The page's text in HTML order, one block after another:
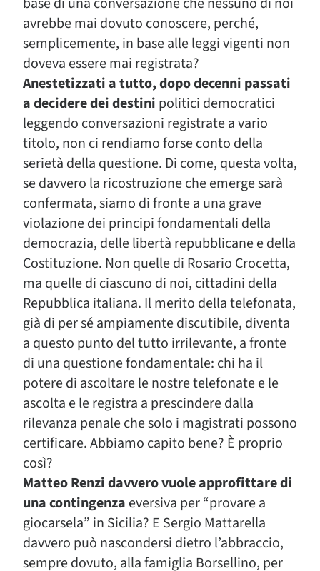
avrebbe mai dovuto conoscere, perché,
semplicemente, in base alle leggi vigenti non
doveva essere mai registrata?
Anestetizzati a tutto, dopo decenni passati
a decidere dei destini politici democratici
leggendo conversazioni registrate a vario
titolo, non ci rendiamo forse conto della
serietà della questione. Di come, questa volta,
se davvero la ricostruzione che emerge sarà
confermata, siamo di fronte a una grave
violazione dei principi fondamentali della
democrazia, delle libertà repubblicane e della
Costituzione. Non quelle di Rosario Crocetta,
ma quelle di ciascuno di noi, cittadini della
Repubblica italiana. Il merito della telefonata,
già di per sé ampiamente discutibile, diventa
a questo punto del tutto irrilevante, a fronte
di una questione fondamentale: chi ha il
potere di ascoltare le nostre telefonate e le
ascolta e le registra a prescindere dalla
rilevanza penale che solo i magistrati possono
certificare. Abbiamo capito bene? È proprio
così?
Matteo Renzi davvero vuole approfittare di
una contingenza eversiva per “provare a
giocarsela” in Sicilia? E Sergio Mattarella
davvero può nascondersi dietro l’abbraccio,
sempre dovuto, alla famiglia Borsellino, per